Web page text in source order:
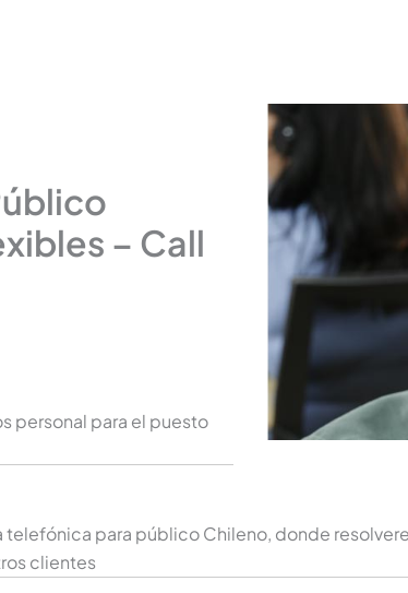
– Call
personal para el puesto
para público Chileno, donde
clientes